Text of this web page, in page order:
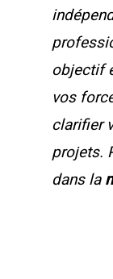
objectif
vos
clarifier
projets.
dans la